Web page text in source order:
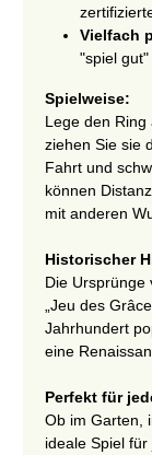
Vielfach
"spiel gut"
Spielweise:
Lege den Ring
ziehen Sie sie
Fahrt und
können
mit anderen
Historischer
Die Ursprünge
„Jeu des
Jahrhundert
eine
Perfekt für
Ob im Garten,
ideale Spiel